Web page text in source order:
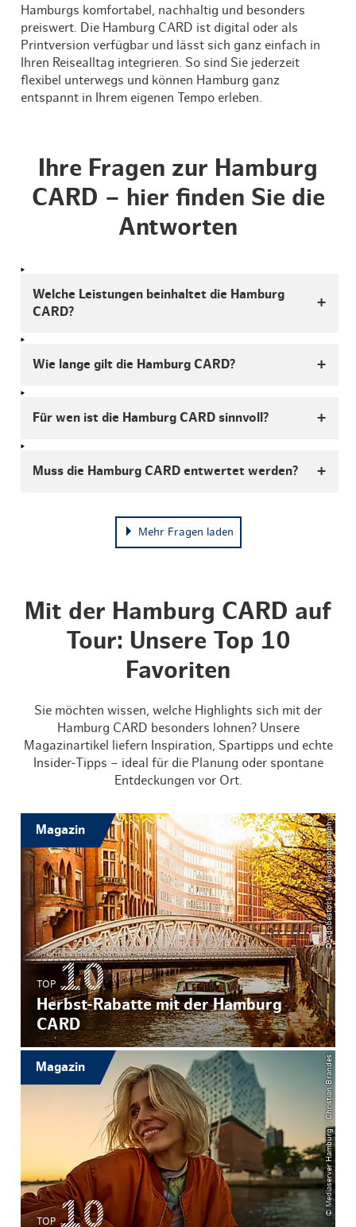
Hamburgs komfortabel, nachhaltig und besonders
preiswert. Die Hamburg CARD ist digital oder als
Printversion verfügbar und lässt sich ganz einfach in
Ihren Reisealltag integrieren. So sind Sie jederzeit
flexibel unterwegs und können Hamburg ganz
entspannt in Ihrem eigenen Tempo erleben.
Ihre Fragen zur Hamburg
CARD – hier finden Sie die
Antworten
Welche Leistungen beinhaltet die Hamburg
CARD?
Wie lange gilt die Hamburg CARD?
Für wen ist die Hamburg CARD sinnvoll?
Muss die Hamburg CARD entwertet werden?
Mehr Fragen laden
Mit der Hamburg CARD auf
Tour: Unsere Top 10
Favoriten
Sie möchten wissen, welche Highlights sich mit der
Hamburg CARD besonders lohnen? Unsere
Magazinartikel liefern Inspiration, Spartipps und echte
Insider-Tipps – ideal für die Planung oder spontane
Entdeckungen vor Ort.
© Adobestock / anikosphotography
TOP
Herbst-Rabatte mit der Hamburg
CARD
Magazin
© Mediaserver Hamburg / Christian Brandes
TOP
Magazin